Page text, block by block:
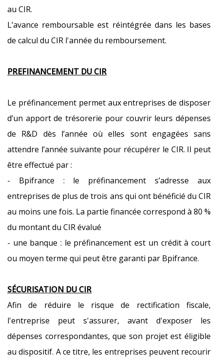
au CIR.
L’avance remboursable est réintégrée dans les bases
de calcul du CIR l'année du remboursement.
PREFINANCEMENT DU CIR
Le préfinancement permet aux entreprises de disposer
d’un apport de trésorerie pour couvrir leurs dépenses
de R&D dès l’année où elles sont engagées sans
attendre l’année suivante pour récupérer le CIR. Il peut
être effectué par :
- Bpifrance : le préfinancement s’adresse aux
entreprises de plus de trois ans qui ont bénéficié du CIR
au moins une fois. La partie financée correspond à 80 %
du montant du CIR évalué
- une banque : le préfinancement est un crédit à court
ou moyen terme qui peut être garanti par Bpifrance.
SÉCURISATION DU CIR
Afin de réduire le risque de rectification fiscale,
l'entreprise peut s'assurer, avant d'exposer les
dépenses correspondantes, que son projet est éligible
au dispositif. A ce titre, les entreprises peuvent recourir